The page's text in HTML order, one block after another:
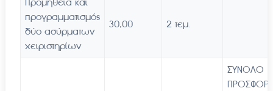
προγραμματισμός
δύο ασύρματων
χειριστηρίων
30,00 2 τεμ.
ΣΥΝΟΛΟ